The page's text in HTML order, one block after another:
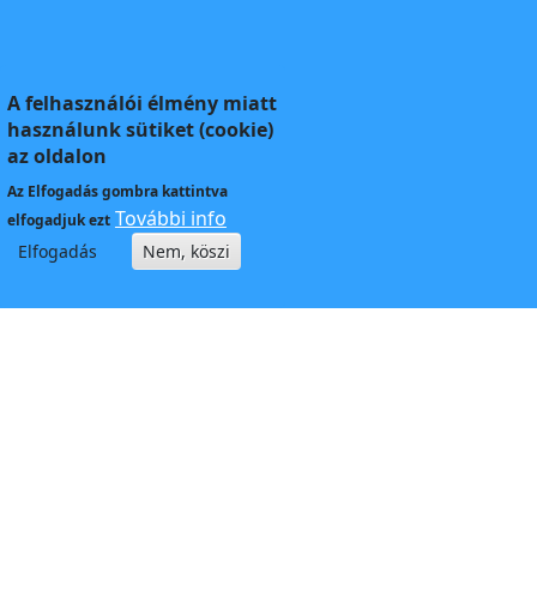
A felhasználói élmény miatt
használunk sütiket (cookie)
az oldalon
Az Elfogadásgombra kattintva
elfogadjuk ezt További info
Elfogadás Nem, köszi